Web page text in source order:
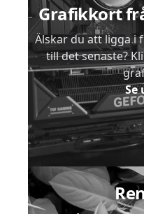
Grafikkort
Älskar du att ligga i
till det senaste?
Se